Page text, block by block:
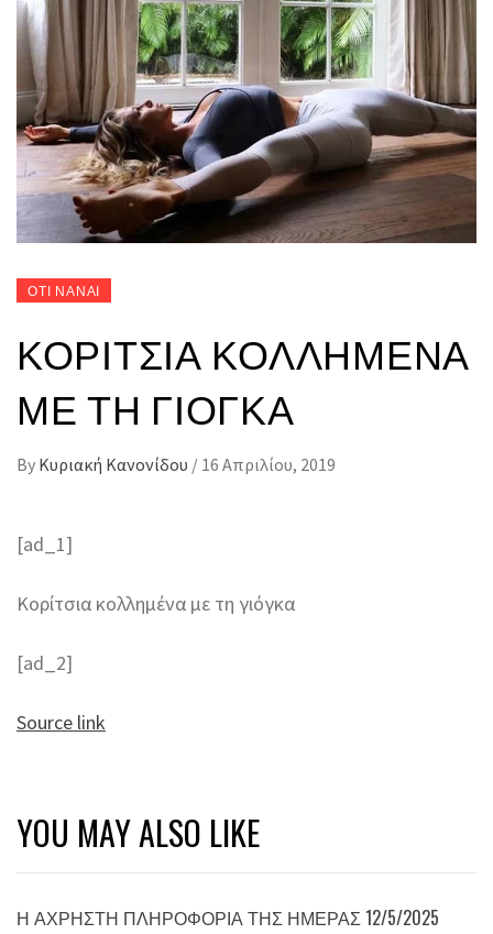
ΟΤΙ ΝΑΝΑΙ
ΚΟΡΊΤΣΙΑ ΚΟΛΛΗΜΈΝΑ
ΜΕ ΤΗ ΓΙΌΓΚΑ
By Κυριακή Κανονίδου / 16 Απριλίου, 2019
[ad_1]
Κορίτσια κολλημένα με τη γιόγκα
[ad_2]
Source link
YOU MAY ALSO LIKE
Η ΆΧΡΗΣΤΗ ΠΛΗΡΟΦΟΡΊΑ ΤΗΣ ΗΜΈΡΑΣ 12/5/2025